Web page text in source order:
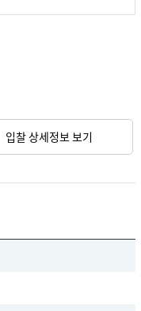
입찰 상세정보 보기